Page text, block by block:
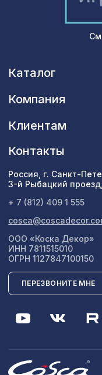
Каталог
Компания
Клиентам
Контакты
Россия, г. Санкт-
3-й Рыбацкий
+ 7 (812) 409 1 555
ООО «Коска Декор»
ИНН 7811515010
ОГРН 1127847100150
ПЕРЕЗВОНИТЕ МНЕ